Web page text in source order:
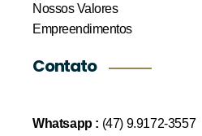
Nossos Valores
Empreendimentos
Contato
Whatsapp : (47) 9.9172-3557